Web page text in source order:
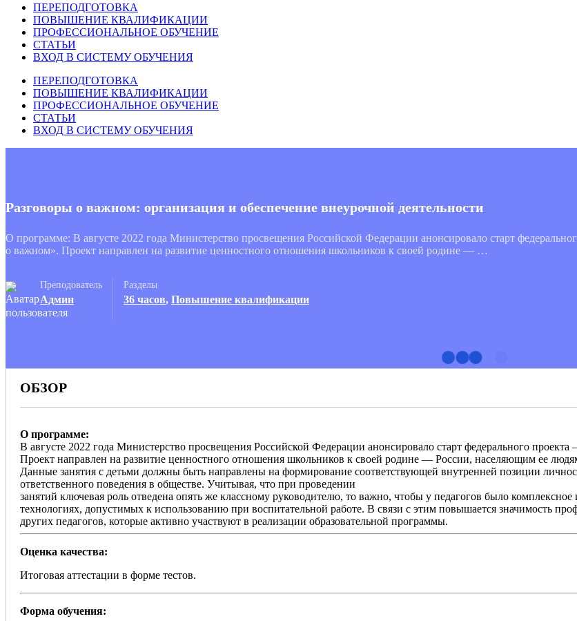
ПЕРЕПОДГОТОВКА
ПОВЫШЕНИЕ КВАЛИФИКАЦИИ
ПРОФЕССИОНАЛЬНОЕ ОБУЧЕНИЕ
СТАТЬИ
ВХОД В СИСТЕМУ ОБУЧЕНИЯ
ПЕРЕПОДГОТОВКА
ПОВЫШЕНИЕ КВАЛИФИКАЦИИ
ПРОФЕССИОНАЛЬНОЕ ОБУЧЕНИЕ
СТАТЬИ
ВХОД В СИСТЕМУ ОБУЧЕНИЯ
Разговоры о важном: организация и обеспечение внеурочной деятельности
О программе: В августе 2022 года Министерство просвещения Российской Федерации анонсировало старт
о важном». Проект направлен на развитие ценностного отношения школьников к своей родине — …
Преподователь
Админ
Разделы
36 часов, Повышение квалификации
ОБЗОР
О программе:
В августе 2022 года Министерство просвещения Российской Федерации анонсировало старт федерального
Проект направлен на развитие ценностного отношения школьников к своей родине — России, населяющим ее
Данные занятия с детьми должны быть направлены на формирование соответствующей внутренней позиции
ответственного поведения в обществе. Учитывая, что при проведении
занятий ключевая роль отведена опять же классному руководителю, то важно, чтобы у педагогов было
технологиях, допустимых к использованию при воспитательной работе. В связи с этим повышается значимость
других педагогов, которые активно участвуют в реализации образовательной программы.
Оценка качества:
Итоговая аттестации в форме тестов.
Форма обучения: